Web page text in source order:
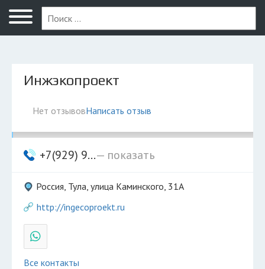
Тула
Инжэкопроект
Нет отзывовНаписать отзыв
+7(929) 9...— показать
Россия, Тула, улица Каминского, 31А
http://ingecoproekt.ru
Все контакты